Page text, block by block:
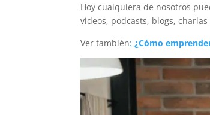
Hoy cualquiera de nosotros
videos, podcasts, blogs,
Ver también:¿Cómo